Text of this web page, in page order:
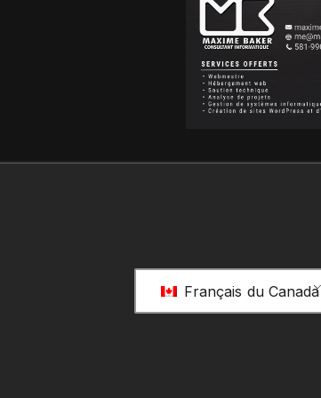
Français du Canada